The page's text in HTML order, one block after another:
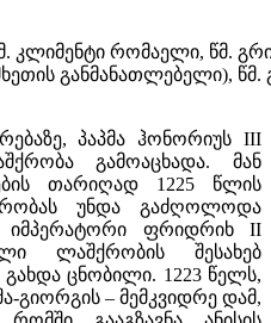
კლიმენტი რომაელი, წმ.
განმანათლებელი), წმ.
პაპმა ჰონორიუს III
გამოაცხადა. მან
თარიღად 1225 წლის
უნდა გაძღოლოდა
იმპერატორი ფრიდრიხ II
ლაშქრობის შესახებ
ცნობილი. 1223 წელს,
გიორგის – მემკვიდრე დამ,